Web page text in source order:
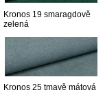
Kronos 19 smaragdově
zelená
Kronos 25 tmavě mátová